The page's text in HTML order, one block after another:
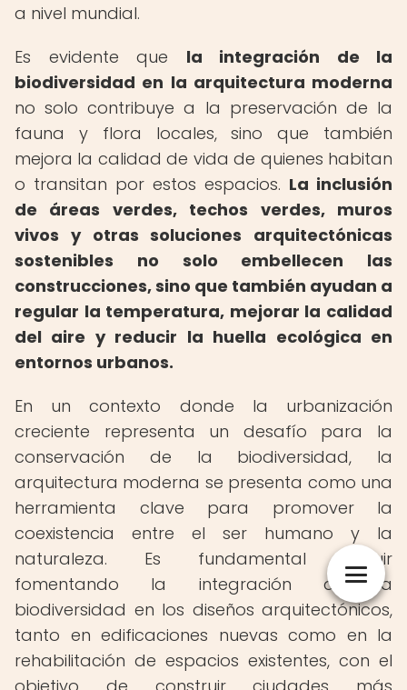
a nivel mundial.
Es evidente que la integración de la
biodiversidad en la arquitectura moderna
no solo contribuye a la preservación de la
fauna y flora locales, sino que también
mejora la calidad de vida de quienes habitan
o transitan por estos espacios. La inclusión
de áreas verdes, techos verdes, muros
vivos y otras soluciones arquitectónicas
sostenibles no solo embellecen las
construcciones, sino que también ayudan a
regular la temperatura, mejorar la calidad
del aire y reducir la huella ecológica en
entornos urbanos.
En un contexto donde la urbanización
creciente representa un desafío para la
conservación de la biodiversidad, la
arquitectura moderna se presenta como una
herramienta clave para promover la
coexistencia entre el ser humano y la
naturaleza. Es fundamental seguir
fomentando la integración de la
biodiversidad en los diseños arquitectónicos,
tanto en edificaciones nuevas como en la
rehabilitación de espacios existentes, con el